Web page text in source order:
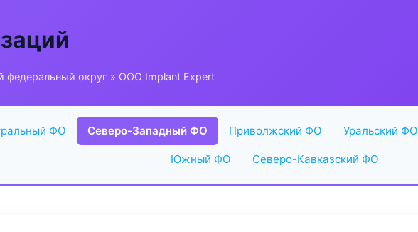
федеральный округ » ООО Implant Expert
ФО Северо-Западный ФО Приволжский ФО Уральский ФО
Южный ФО Северо-Кавказский ФО